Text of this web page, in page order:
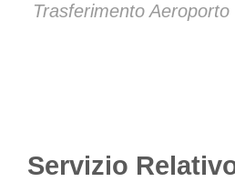
Trasferimento Aeroporto
Servizio